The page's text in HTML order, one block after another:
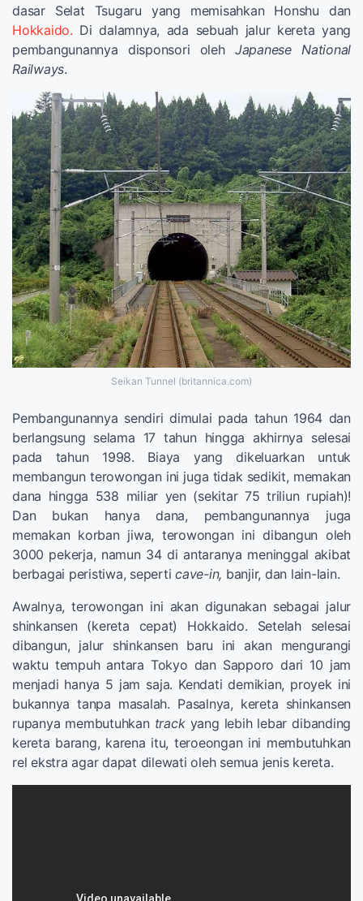
dasar Selat Tsugaru yang memisahkan Honshu dan
Hokkaido. Di dalamnya, ada sebuah jalur kereta yang
pembangunannya disponsori oleh Japanese National
Railways.
Seikan Tunnel (britannica.com)
Pembangunannya sendiri dimulai pada tahun 1964 dan
berlangsung selama 17 tahun hingga akhirnya selesai
pada tahun 1998. Biaya yang dikeluarkan untuk
membangun terowongan ini juga tidak sedikit, memakan
dana hingga 538 miliar yen (sekitar 75 triliun rupiah)!
Dan bukan hanya dana, pembangunannya juga
memakan korban jiwa, terowongan ini dibangun oleh
3000 pekerja, namun 34 di antaranya meninggal akibat
berbagai peristiwa, seperti cave-in, banjir, dan lain-lain.
Awalnya, terowongan ini akan digunakan sebagai jalur
shinkansen (kereta cepat) Hokkaido. Setelah selesai
dibangun, jalur shinkansen baru ini akan mengurangi
waktu tempuh antara Tokyo dan Sapporo dari 10 jam
menjadi hanya 5 jam saja. Kendati demikian, proyek ini
bukannya tanpa masalah. Pasalnya, kereta shinkansen
rupanya membutuhkantrackyang lebih lebar dibanding
kereta barang, karena itu, teroeongan ini membutuhkan
rel ekstra agar dapat dilewati oleh semua jenis kereta.